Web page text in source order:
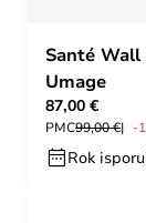
Santé
Umage
87,00 €
PMC99,00 € -
Rok